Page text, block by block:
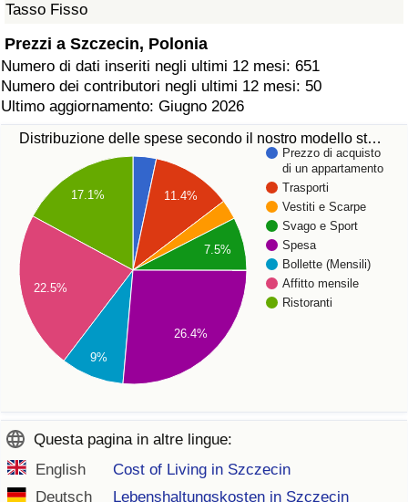
Tasso Fisso
Prezzi a Szczecin, Polonia
Numero di dati inseriti negli ultimi 12 mesi: 651
Numero dei contributori negli ultimi 12 mesi: 50
Ultimo aggiornamento: Giugno 2026
Distribuzione delle spese secondo il nostro modello st…
Prezzo di acquisto
di un appartamento
Trasporti
Vestiti e Scarpe
Svago e Sport
Spesa
Bollette (Mensili)
Affitto mensile
Ristoranti
11.4%
7.5%
17.1%
22.5%
9%
26.4%
Questa pagina in altre lingue:
English
Cost of Living in Szczecin
Deutsch
Lebenshaltungskosten in Szczecin